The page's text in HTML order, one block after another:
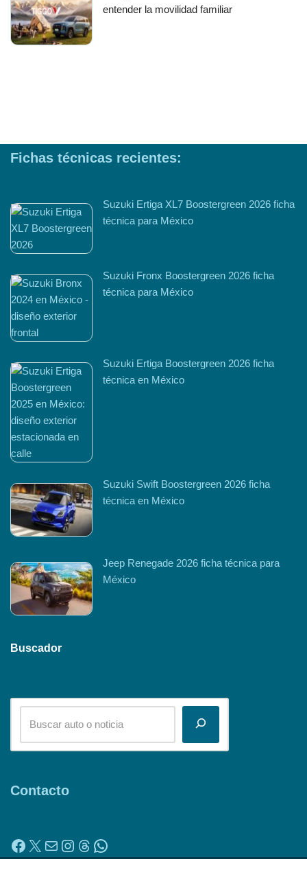
entender la movilidad familiar
Fichas técnicas recientes:
Suzuki Ertiga XL7 Boostergreen 2026 ficha
técnica para México
Suzuki Fronx Boostergreen 2026 ficha
técnica para México
Suzuki Ertiga Boostergreen 2026 ficha
técnica en México
Suzuki Swift Boostergreen 2026 ficha
técnica en México
Jeep Renegade 2026 ficha técnica para
México
Buscador
Contacto